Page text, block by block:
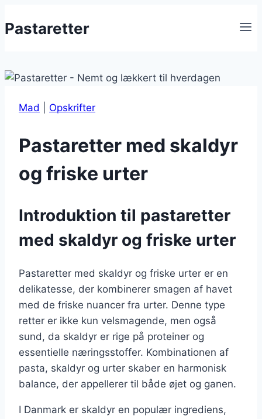
til
Pastaretter
Mad Opskrifter
Pastaretter med skaldyr
og friske urter
Introduktion til pastaretter
med skaldyr og friske urter
Pastaretter med skaldyr og friske urter er en
delikatesse, der kombinerer smagen af havet
med de friske nuancer fra urter. Denne type
retter er ikke kun velsmagende, men også
sund, da skaldyr er rige på proteiner og
essentielle næringsstoffer. Kombinationen af
pasta, skaldyr og urter skaber en harmonisk
balance, der appellerer til både øjet og ganen.
I Danmark er skaldyr en populær ingrediens,